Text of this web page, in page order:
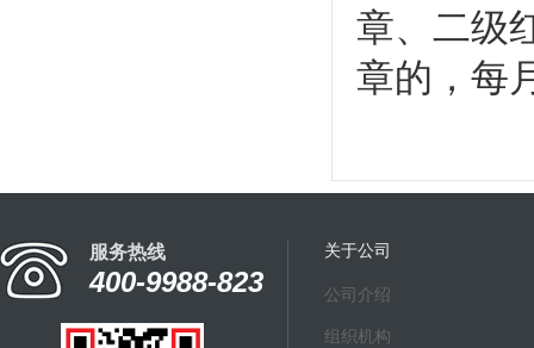
章、二级
章的，每
服务热线
400-9988-823
关于公司
公司介绍
组织机构